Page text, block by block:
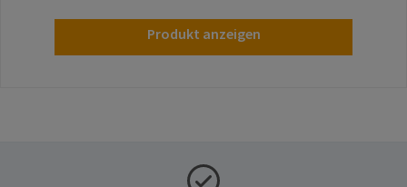
Produkt anzeigen